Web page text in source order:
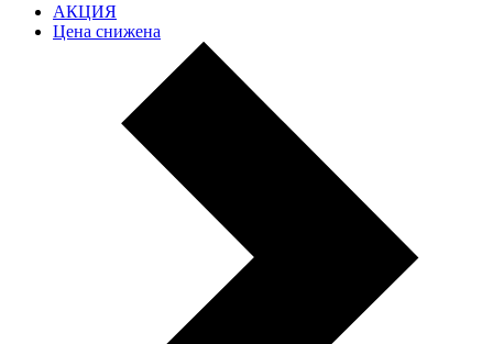
АКЦИЯ
Цена снижена